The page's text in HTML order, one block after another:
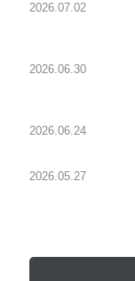
2026.07.02
2026.06.30
2026.06.24
2026.05.27